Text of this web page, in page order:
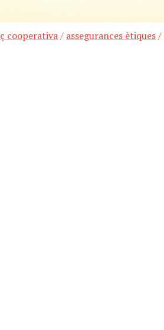
cooperativa/ assegurances ètiques/